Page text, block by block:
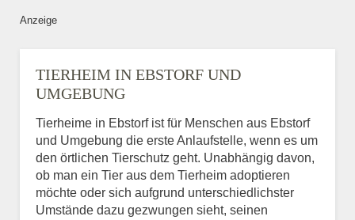
Anzeige
TIERHEIM IN EBSTORF UND
UMGEBUNG
Tierheime in Ebstorf ist für Menschen aus Ebstorf
und Umgebung die erste Anlaufstelle, wenn es um
den örtlichen Tierschutz geht. Unabhängig davon,
ob man ein Tier aus dem Tierheim adoptieren
möchte oder sich aufgrund unterschiedlichster
Umstände dazu gezwungen sieht, seinen